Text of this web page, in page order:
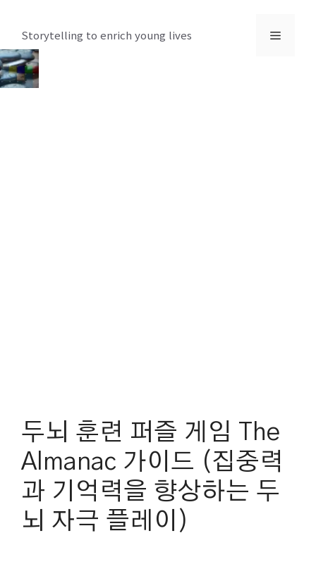
츠
로
건
Storytelling to enrich young lives 메
두뇌 훈련 퍼즐 게임 The
Almanac 가이드 (집중력
과 기억력을 향상하는 두
뇌 자극 플레이)